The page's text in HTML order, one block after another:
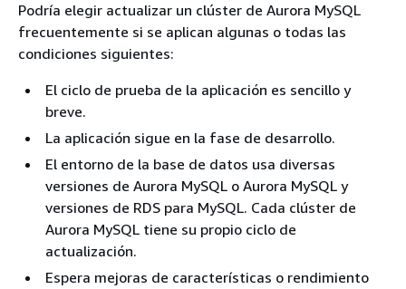
Podría elegir actualizar un clúster de Aurora MySQL
frecuentemente si se aplican algunas o todas las
condiciones siguientes:
El ciclo de prueba de la aplicación es sencillo y
breve.
La aplicación sigue en la fase de desarrollo.
El entorno de la base de datos usa diversas
versiones de Aurora MySQL o Aurora MySQL y
versiones de RDS para MySQL. Cada clúster de
Aurora MySQL tiene su propio ciclo de
actualización.
Espera mejoras de características o rendimiento